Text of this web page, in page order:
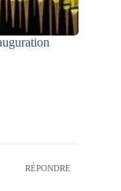
RÉPONDRE